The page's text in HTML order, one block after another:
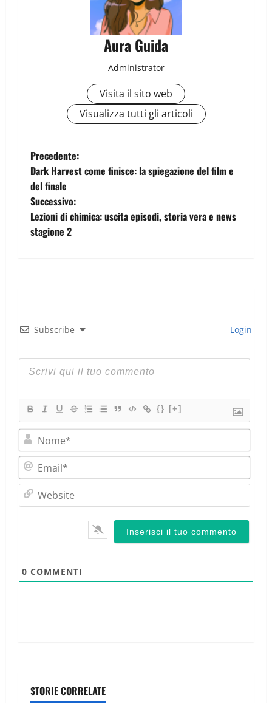
Aura Guida
Administrator
Visita il sito web
Visualizza tutti gli articoli
Precedente:
Dark Harvest come finisce: la spiegazione del film e
del finale
Successivo:
Lezioni di chimica: uscita episodi, storia vera e news
stagione 2
Subscribe Login
{} [+]
0 COMMENTI
STORIE CORRELATE